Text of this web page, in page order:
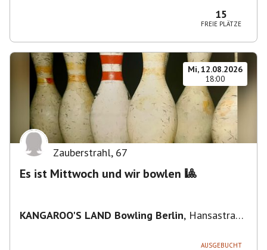
15
FREIE PLÄTZE
Mi, 12.08.2026
18:00
Zauberstrahl, 67
Es ist Mittwoch und wir bowlen 🎱
KANGAROO'S LAND Bowling Berlin, Hansastraße
AUSGEBUCHT